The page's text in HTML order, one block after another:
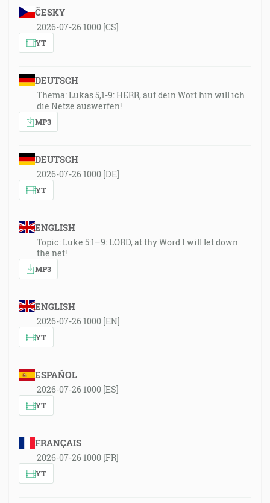
ČESKY
2026-07-26 1000 [CS]
YT
DEUTSCH
Thema: Lukas 5,1-9: HERR, auf dein Wort hin will ich
die Netze auswerfen!
MP3
DEUTSCH
2026-07-26 1000 [DE]
YT
ENGLISH
Topic: Luke 5:1–9: LORD, at thy Word I will let down
the net!
MP3
ENGLISH
2026-07-26 1000 [EN]
YT
ESPAÑOL
2026-07-26 1000 [ES]
YT
FRANÇAIS
2026-07-26 1000 [FR]
YT